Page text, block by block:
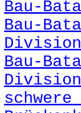
Bau-
Bau-
Bau-